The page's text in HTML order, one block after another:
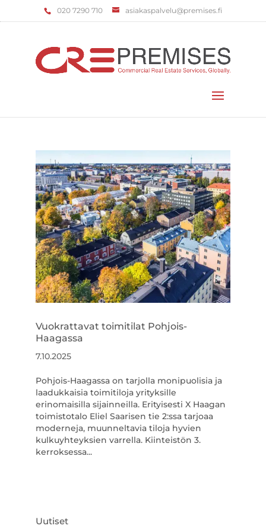
‌020 7290 710 asiakaspalvelu@premises.fi
Vuokrattavat toimitilat Pohjois-
Haagassa
7.10.2025
Pohjois-Haagassa on tarjolla monipuolisia ja
laadukkaisia toimitiloja yrityksille
erinomaisilla sijainneilla. Erityisesti X Haagan
toimistotalo Eliel Saarisen tie 2:ssa tarjoaa
moderneja, muunneltavia tiloja hyvien
kulkuyhteyksien varrella. Kiinteistön 3.
kerroksessa...
Uutiset